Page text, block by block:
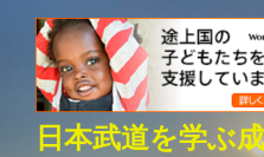
日本武道を学ぶ